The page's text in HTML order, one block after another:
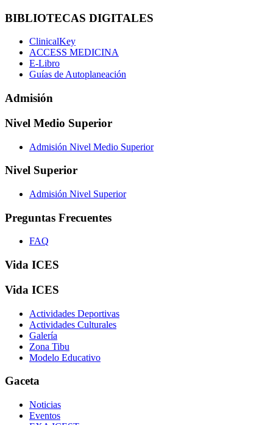
BIBLIOTECAS DIGITALES
ClinicalKey
ACCESS MEDICINA
E-Libro
Guías de Autoplaneación
Admisión
Nivel Medio Superior
Admisión Nivel Medio Superior
Nivel Superior
Admisión Nivel Superior
Preguntas Frecuentes
FAQ
Vida ICES
Vida ICES
Actividades Deportivas
Actividades Culturales
Galería
Zona Tibu
Modelo Educativo
Gaceta
Noticias
Eventos